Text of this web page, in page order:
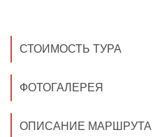
СТОИМОСТЬ ТУРА
ФОТОГАЛЕРЕЯ
ОПИСАНИЕ МАРШРУТА